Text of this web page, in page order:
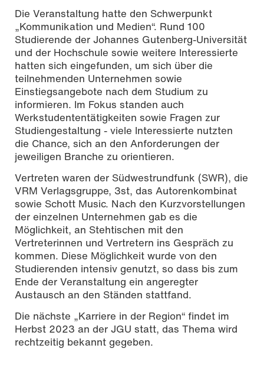
Die Veranstaltung hatte den Schwerpunkt
„Kommunikation und Medien“. Rund 100
Studierende der Johannes Gutenberg-Universität
und der Hochschule sowie weitere Interessierte
hatten sich eingefunden, um sich über die
teilnehmenden Unternehmen sowie
Einstiegsangebote nach dem Studium zu
informieren. Im Fokus standen auch
Werkstudententätigkeiten sowie Fragen zur
Studiengestaltung - viele Interessierte nutzten
die Chance, sich an den Anforderungen der
jeweiligen Branche zu orientieren.
Vertreten waren der Südwestrundfunk (SWR), die
VRM Verlagsgruppe, 3st, das Autorenkombinat
sowie Schott Music. Nach den Kurzvorstellungen
der einzelnen Unternehmen gab es die
Möglichkeit, an Stehtischen mit den
Vertreterinnen und Vertretern ins Gespräch zu
kommen. Diese Möglichkeit wurde von den
Studierenden intensiv genutzt, so dass bis zum
Ende der Veranstaltung ein angeregter
Austausch an den Ständen stattfand.
Die nächste „Karriere in der Region“ findet im
Herbst 2023 an der JGU statt, das Thema wird
rechtzeitig bekannt gegeben.